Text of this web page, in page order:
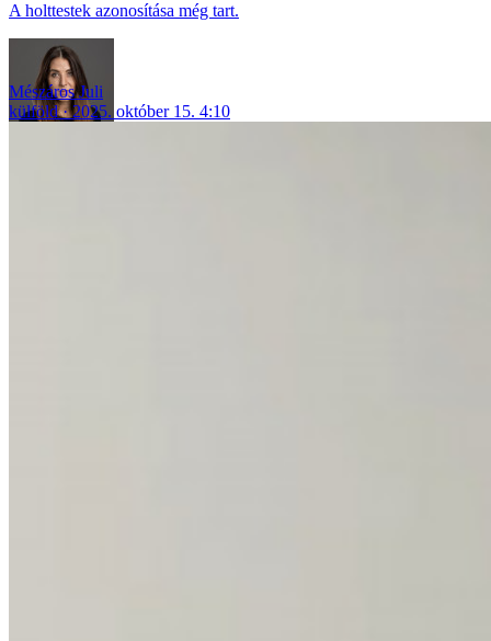
A holttestek azonosítása még tart.
Mészáros Juli
külföld
2025. október 15. 4:10